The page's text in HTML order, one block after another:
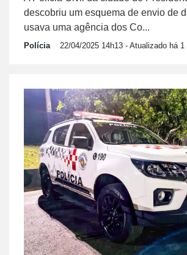
descobriu um esquema de envio de
usava uma agência dos Co...
Polícia 22/04/2025 14h13 - Atualizado há 1